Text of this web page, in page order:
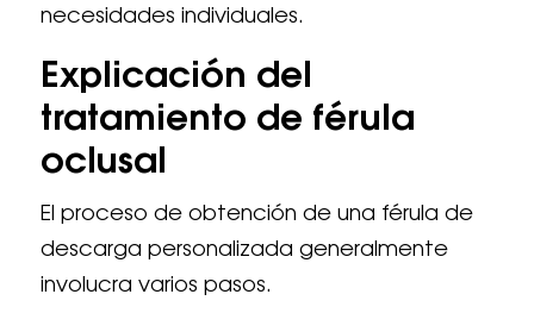
necesidades individuales.
Explicación del
tratamiento de férula
oclusal
El proceso de obtención de una férula de
descarga personalizada generalmente
involucra varios pasos.